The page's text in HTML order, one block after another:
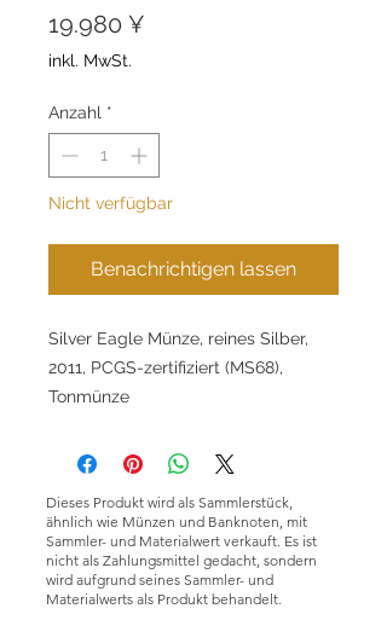
19.980 ¥
inkl. MwSt.
Anzahl *
Nicht verfügbar
Benachrichtigen lassen
Silver Eagle Münze, reines Silber,
2011, PCGS-zertifiziert (MS68),
Tonmünze
Dieses Produkt wird als Sammlerstück,
ähnlich wie Münzen und Banknoten, mit
Sammler- und Materialwert verkauft. Es ist
nicht als Zahlungsmittel gedacht, sondern
wird aufgrund seines Sammler- und
Materialwerts als Produkt behandelt.